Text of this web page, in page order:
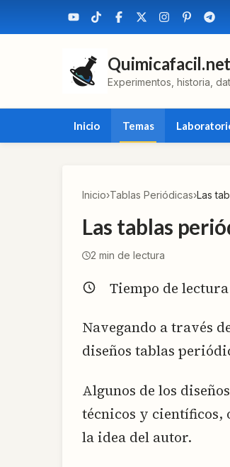
Quimicafacil.net
Experimentos, historia,
Inicio Temas
Inicio›Tablas Periódicas›Las
Las tablas
2 min de lectura
Tiempo de
Navegando a través
diseños tablas
Algunos de los
técnicos y científicos,
la idea del autor.